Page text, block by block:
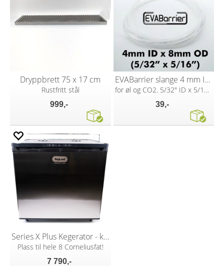
Dryppbrett 75 x 17 cm
Rustfritt stål
999,-
EVABarrier slange 4 mm ID x 8 mm OD
for øl og CO2. 5/32" ID x 5/16" OD
39,-
Series X Plus Kegerator - kun kegerator
Plass til hele 8 Corneliusfat!
7 790,-